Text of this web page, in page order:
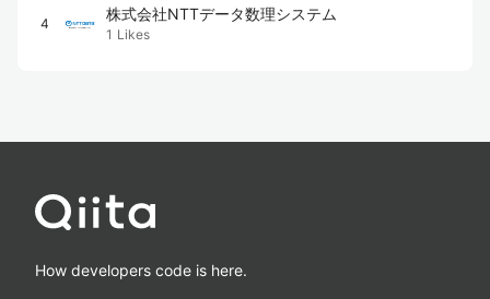
4
株式会社NTTデータ数理システム
1 Likes
How developers code is here.